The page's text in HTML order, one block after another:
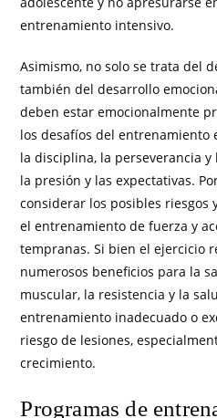
entrenamiento intensivo.
Asimismo, no solo se trata del
también del desarrollo
deben estar emocionalmente
los desafíos del entrenamiento
la disciplina, la perseverancia
la presión y las expectativas.
considerar los posibles riesgos
el entrenamiento de fuerza y
tempranas. Si bien el ejercicio
numerosos beneficios para la
muscular, la resistencia y la
entrenamiento inadecuado o
riesgo de lesiones,
crecimiento.
Programas de